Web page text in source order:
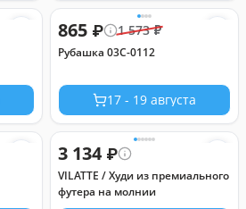
865 ₽ 1 573₽
Рубашка 03С-0112
17 - 19 августа
3 134₽
VILATTE / Худи из премиального
футера на молнии